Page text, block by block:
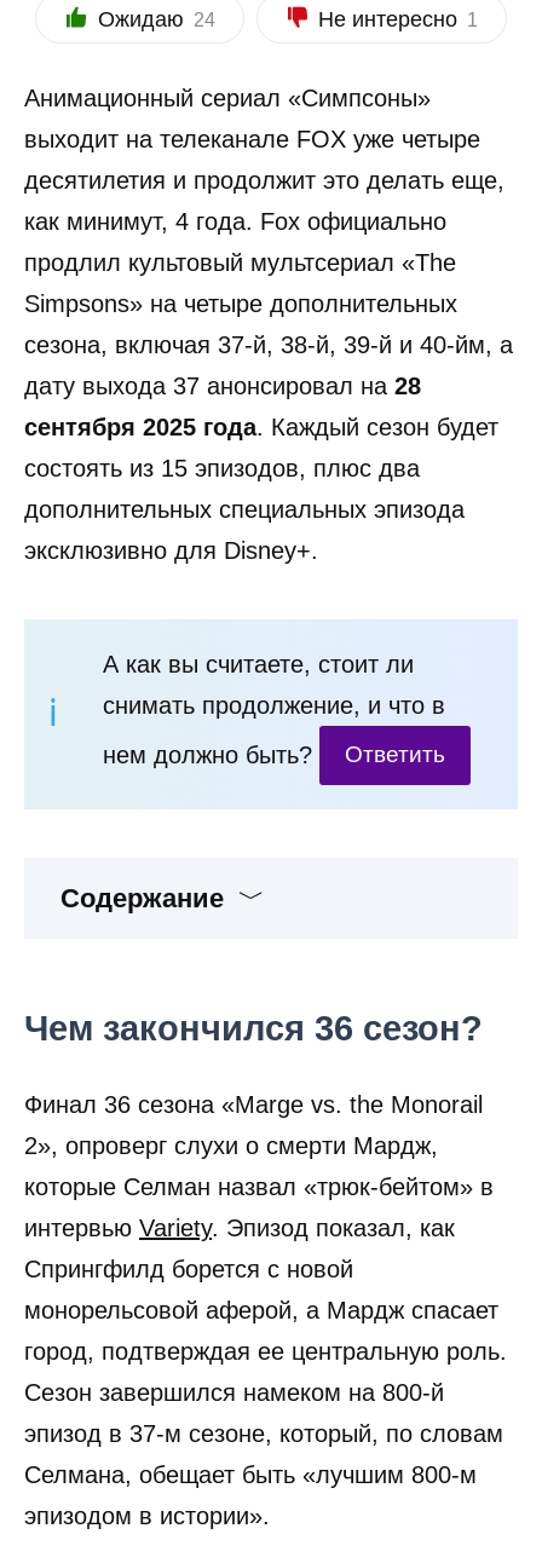
Ожидаю 24 Не интересно 1
Анимационный сериал «Симпсоны»
выходит на телеканале FOX уже четыре
десятилетия и продолжит это делать еще,
как минимут, 4 года. Fox официально
продлил культовый мультсериал «The
Simpsons» на четыре дополнительных
сезона, включая 37‑й, 38‑й, 39‑й и 40‑йм, а
дату выхода 37 анонсировал на 28
сентября 2025 года. Каждый сезон будет
состоять из 15 эпизодов, плюс два
дополнительных специальных эпизода
эксклюзивно для Disney+.
А как вы считаете, стоит ли
снимать продолжение, и что в
нем должно быть?
Ответить
Содержание
Чем закончился 36 сезон?
Финал 36 сезона «Marge vs. the Monorail
2», опроверг слухи о смерти Мардж,
которые Селман назвал «трюк-бейтом» в
интервью Variety. Эпизод показал, как
Спрингфилд борется с новой
монорельсовой аферой, а Мардж спасает
город, подтверждая ее центральную роль.
Сезон завершился намеком на 800-й
эпизод в 37-м сезоне, который, по словам
Селмана, обещает быть «лучшим 800-м
эпизодом в истории».